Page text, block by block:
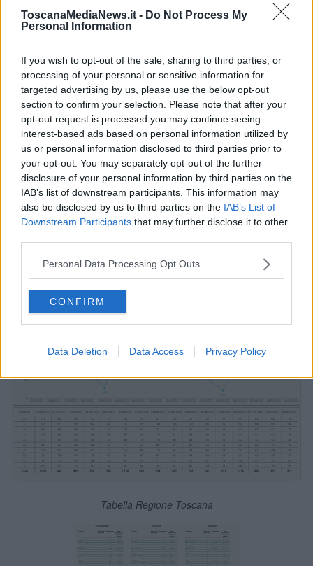
ToscanaMediaNews.it - Do Not Process My
Personal Information
If you wish to opt-out of the sale, sharing to third parties, or
processing of your personal or sensitive information for
targeted advertising by us, please use the below opt-out
section to confirm your selection. Please note that after your
opt-out request is processed you may continue seeing
interest-based ads based on personal information utilized by
us or personal information disclosed to third parties prior to
your opt-out. You may separately opt-out of the further
disclosure of your personal information by third parties on the
IAB’s list of downstream participants. This information may
also be disclosed by us to third parties on the IAB’s List of
Downstream Participants that may further disclose it to other
Personal Data Processing Opt Outs
CONFIRM
Data Deletion Data Access Privacy Policy
Tabella Regione Toscana
Tabella Regione Toscana
Tabella Regione Toscana